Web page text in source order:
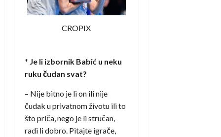
CROPIX
* Je li izbornik Babić u neku
ruku čudan svat?
– Nije bitno je li on ili nije
čudak u privatnom životu ili to
što priča, nego je li stručan,
radi li dobro. Pitajte igrače,